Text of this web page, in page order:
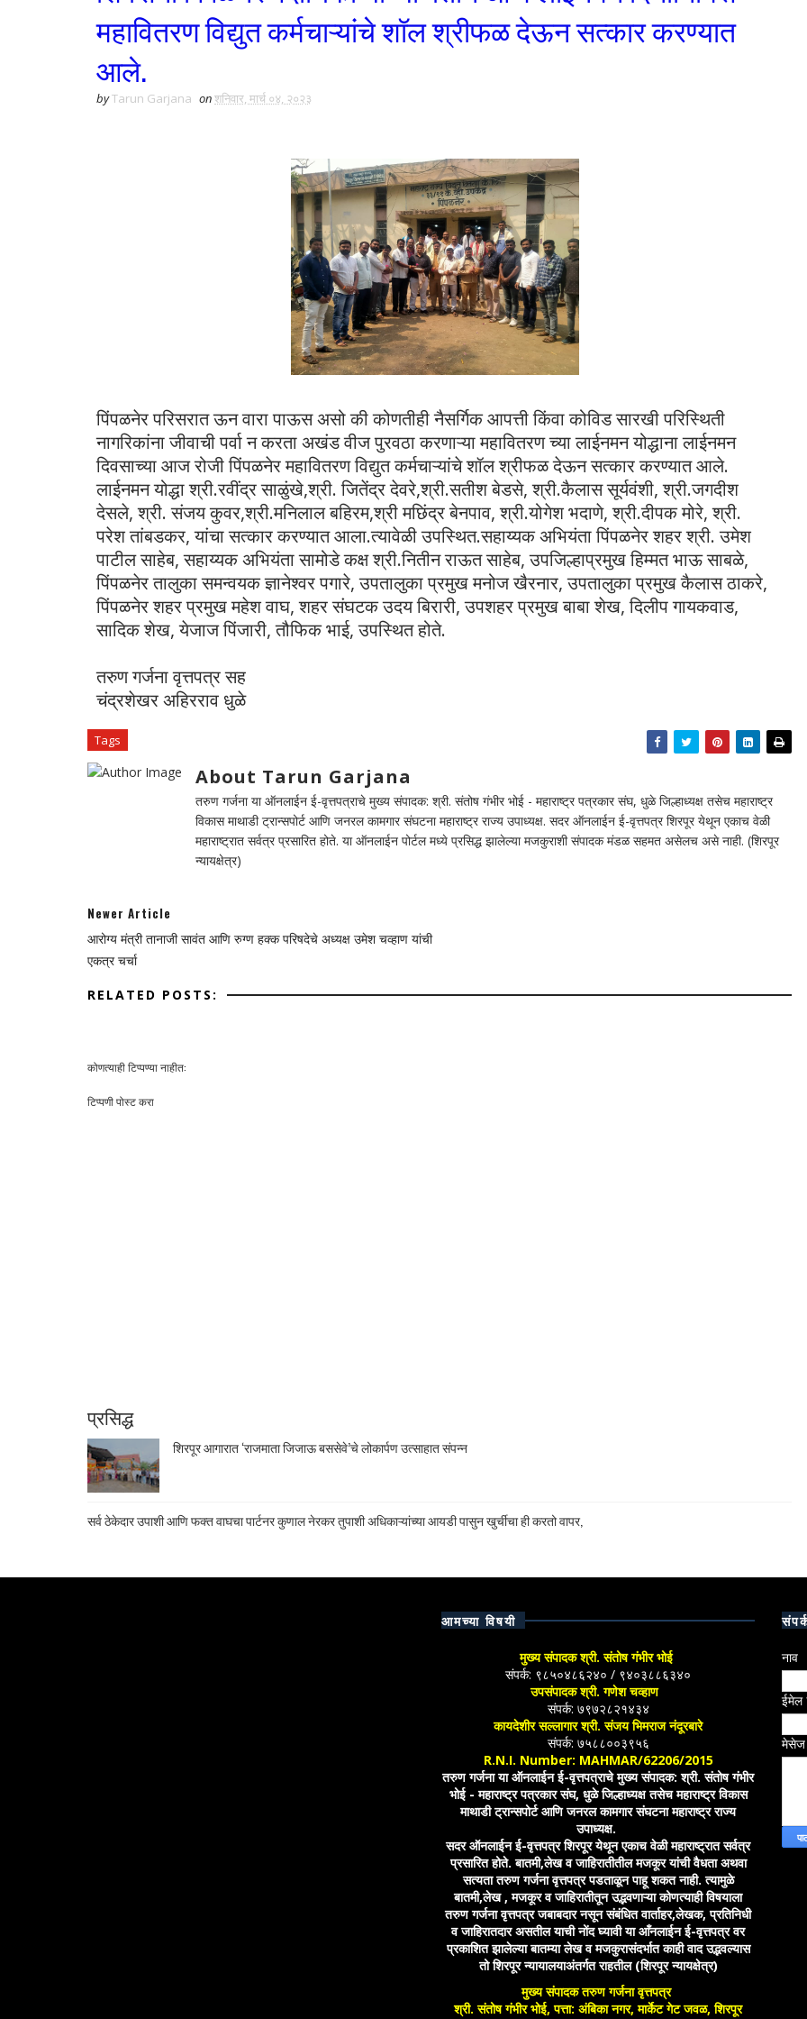
महावितरण विद्युत कर्मचाऱ्यांचे शॉल श्रीफळ देऊन सत्कार करण्यात
आले.
byTarun Garjana onशनिवार, मार्च ०४, २०२३
पिंपळनेर परिसरात ऊन वारा पाऊस असो की कोणतीही नैसर्गिक आपत्ती किंवा कोविड सारखी परिस्थिती
नागरिकांना जीवाची पर्वा न करता अखंड वीज पुरवठा करणाऱ्या महावितरण च्या लाईनमन योद्धाना लाईनमन
दिवसाच्या आज रोजी पिंपळनेर महावितरण विद्युत कर्मचाऱ्यांचे शॉल श्रीफळ देऊन सत्कार करण्यात आले.
लाईनमन योद्धा श्री.रवींद्र साळुंखे,श्री. जितेंद्र देवरे,श्री.सतीश बेडसे, श्री.कैलास सूर्यवंशी, श्री.जगदीश
देसले, श्री. संजय कुवर,श्री.मनिलाल बहिरम,श्री मछिंद्र बेनपाव, श्री.योगेश भदाणे, श्री.दीपक मोरे, श्री.
परेश तांबडकर, यांचा सत्कार करण्यात आला.त्यावेळी उपस्थित.सहाय्यक अभियंता पिंपळनेर शहर श्री. उमेश
पाटील साहेब, सहाय्यक अभियंता सामोडे कक्ष श्री.नितीन राऊत साहेब, उपजिल्हाप्रमुख हिम्मत भाऊ साबळे,
पिंपळनेर तालुका समन्वयक ज्ञानेश्वर पगारे, उपतालुका प्रमुख मनोज खैरनार, उपतालुका प्रमुख कैलास ठाकरे,
पिंपळनेर शहर प्रमुख महेश वाघ, शहर संघटक उदय बिरारी, उपशहर प्रमुख बाबा शेख, दिलीप गायकवाड,
सादिक शेख, येजाज पिंजारी, तौफिक भाई, उपस्थित होते.
तरुण गर्जना वृत्तपत्र सह
चंद्रशेखर अहिरराव धुळे
Tags
About Tarun Garjana
तरुण गर्जना या ऑनलाईन ई-वृत्तपत्राचे मुख्य संपादक: श्री. संतोष गंभीर भोई - महाराष्ट्र पत्रकार संघ, धुळे जिल्हाध्यक्ष तसेच महाराष्ट्र
विकास माथाडी ट्रान्सपोर्ट आणि जनरल कामगार संघटना महाराष्ट्र राज्य उपाध्यक्ष. सदर ऑनलाईन ई-वृत्तपत्र शिरपूर येथून एकाच वेळी
महाराष्ट्रात सर्वत्र प्रसारित होते. या ऑनलाईन पोर्टल मध्ये प्रसिद्ध झालेल्या मजकुराशी संपादक मंडळ सहमत असेलच असे नाही. (शिरपूर
न्यायक्षेत्र)
Newer Article
आरोग्य मंत्री तानाजी सावंत आणि रुग्ण हक्क परिषदेचे अध्यक्ष उमेश चव्हाण यांची
एकत्र चर्चा
RELATED POSTS:
कोणत्याही टिप्पण्‍या नाहीत:
टिप्पणी पोस्ट करा
प्रसिद्ध
शिरपूर आगारात ‘राजमाता जिजाऊ बससेवे’चे लोकार्पण उत्साहात संपन्न
सर्व ठेकेदार उपाशी आणि फक्त वाघचा पार्टनर कुणाल नेरकर तुपाशी अधिकाऱ्यांच्या आयडी पासुन खुर्चीचा ही करतो वापर,
आमच्या विषयी
मुख्य संपादक श्री. संतोष गंभीर भोई
संपर्क: ९८५०४८६२४० / ९४०३८८६३४०
उपसंपादक श्री. गणेश चव्हाण
संपर्क: ७९७२८२१४३४
कायदेशीर सल्लागार श्री. संजय भिमराज नंदूरबारे
संपर्क: ७५८८००३९५६
R.N.I. Number: MAHMAR/62206/2015
तरुण गर्जना या ऑनलाईन ई-वृत्तपत्राचे मुख्य संपादक: श्री. संतोष गंभीर
भोई - महाराष्ट्र पत्रकार संघ, धुळे जिल्हाध्यक्ष तसेच महाराष्ट्र विकास
माथाडी ट्रान्सपोर्ट आणि जनरल कामगार संघटना महाराष्ट्र राज्य
उपाध्यक्ष.
सदर ऑनलाईन ई-वृत्तपत्र शिरपूर येथून एकाच वेळी महाराष्ट्रात सर्वत्र
प्रसारित होते. बातमी,लेख व जाहिरातीतील मजकूर यांची वैधता अथवा
सत्यता तरुण गर्जना वृत्तपत्र पडताळून पाहू शकत नाही. त्यामुळे
बातमी,लेख , मजकूर व जाहिरातीतून उद्भवणाऱ्या कोणत्याही विषयाला
तरुण गर्जना वृत्तपत्र जबाबदार नसून संबंधित वार्ताहर,लेखक, प्रतिनिधी
व जाहिरातदार असतील याची नोंद घ्यावी या आँनलाईन ई-वृत्तपत्र वर
प्रकाशित झालेल्या बातम्या लेख व मजकुरासंदर्भात काही वाद उद्भवल्यास
तो शिरपूर न्यायालयाअंतर्गत राहतील (शिरपूर न्यायक्षेत्र)
मुख्य संपादक तरुण गर्जना वृत्तपत्र
श्री. संतोष गंभीर भोई, पत्ता: अंबिका नगर, मार्केट गेट जवळ, शिरपूर
नाव
ईमेल